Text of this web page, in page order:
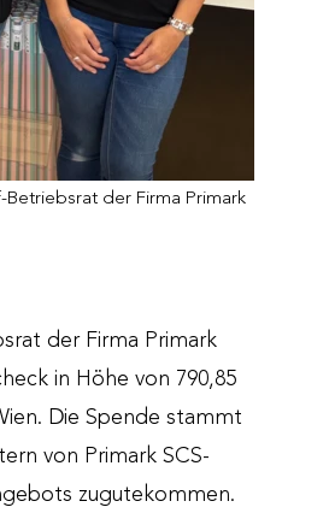
der Firma Primark
der Firma Primark
in Höhe von 790,85
Die Spende stammt
von Primark SCS-
zugutekommen.